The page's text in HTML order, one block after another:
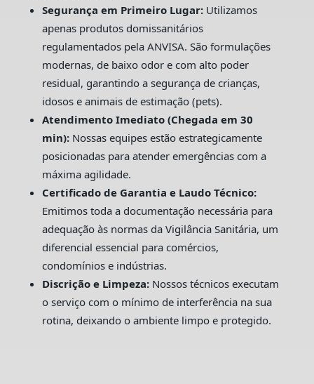
Segurança em Primeiro Lugar:Utilizamos
apenas produtos domissanitários
regulamentados pela ANVISA. São formulações
modernas, de baixo odor e com alto poder
residual, garantindo a segurança de crianças,
idosos e animais de estimação (pets).
Atendimento Imediato (Chegada em 30
min):Nossas equipes estão estrategicamente
posicionadas para atender emergências com a
máxima agilidade.
Certificado de Garantia e Laudo Técnico:
Emitimos toda a documentação necessária para
adequação às normas da Vigilância Sanitária, um
diferencial essencial para comércios,
condomínios e indústrias.
Discrição e Limpeza:Nossos técnicos executam
o serviço com o mínimo de interferência na sua
rotina, deixando o ambiente limpo e protegido.